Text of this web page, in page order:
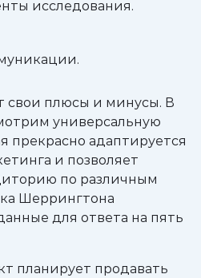
исследования.
свои плюсы и минусы. В
универсальную
прекрасно адаптируется
и позволяет
по различным
Шеррингтона
для ответа на пять
планирует продавать